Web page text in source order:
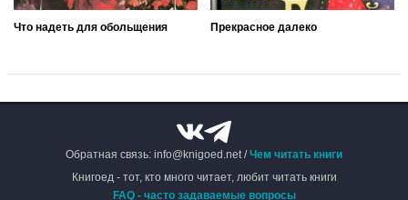
Что надеть для обольщения Прекрасное далеко
Обратная связь: info@knigoed.net /Чем читать книги
Книгоед - тот, кто много читает, любит читать книги
FAQ - часто задаваемые вопросы